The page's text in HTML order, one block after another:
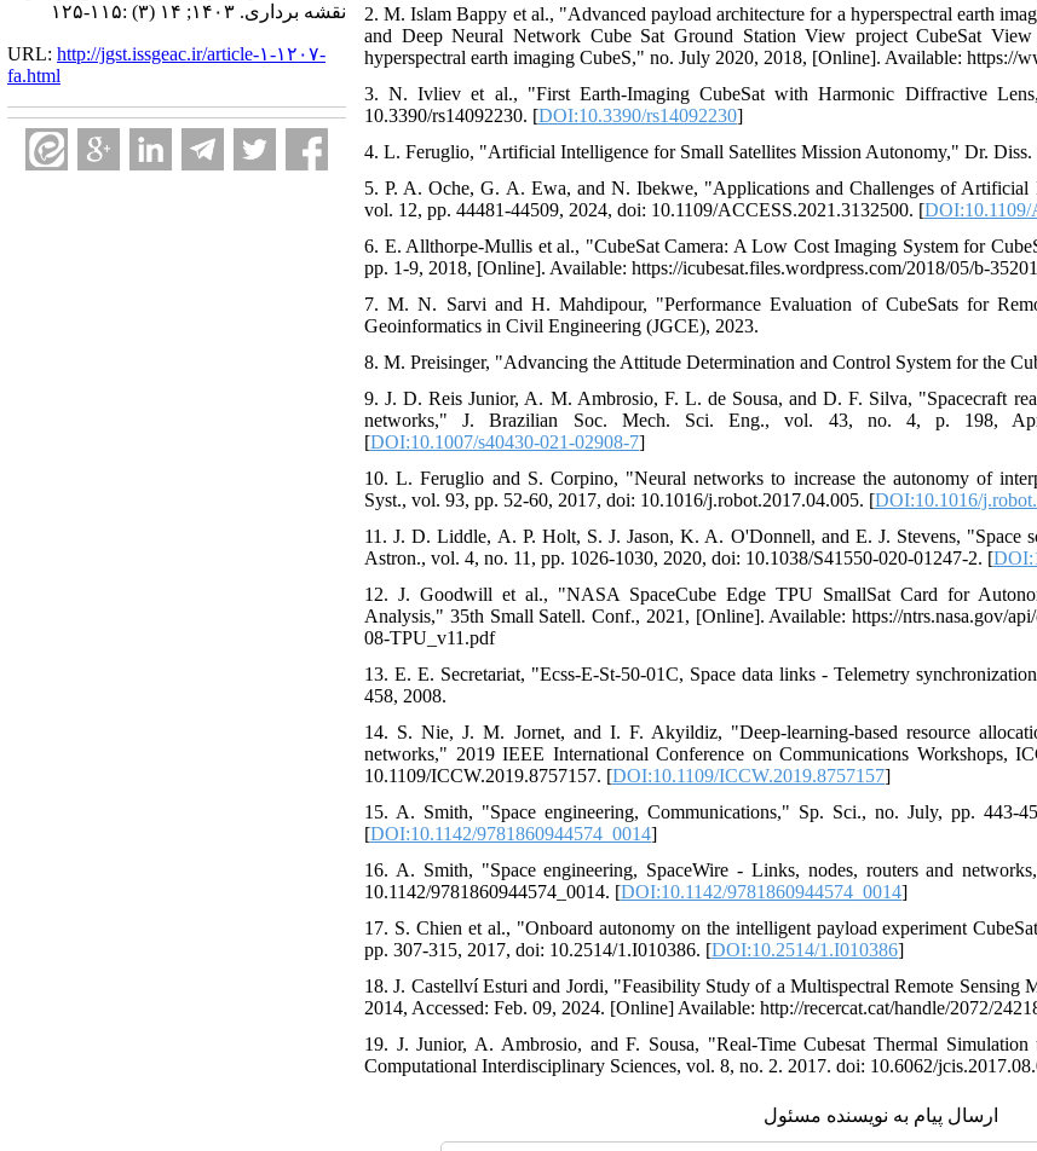
2. M. Islam Bappy et al., "Advanced payload architecture for a hyperspectral earth
and Deep Neural Network Cube Sat Ground Station View project CubeSat
hyperspectral earth imaging CubeS," no. July 2020, 2018, [Online]. Available: https://
3. N. Ivliev et al., "First Earth-Imaging CubeSat with Harmonic Diffractive
10.3390/rs14092230. [DOI:10.3390/rs14092230]
4. L. Feruglio, "Artificial Intelligence for Small Satellites Mission Autonomy," Dr. Diss.
5. P. A. Oche, G. A. Ewa, and N. Ibekwe, "Applications and Challenges of Artificial
vol. 12, pp. 44481-44509, 2024, doi: 10.1109/ACCESS.2021.3132500. [DOI:10.1109/
6. E. Allthorpe-Mullis et al., "CubeSat Camera: A Low Cost Imaging System for
pp. 1-9, 2018, [Online]. Available: https://icubesat.files.wordpress.com/2018/05/b-
7. M. N. Sarvi and H. Mahdipour, "Performance Evaluation of CubeSats for
Geoinformatics in Civil Engineering (JGCE), 2023.
8. M. Preisinger, "Advancing the Attitude Determination and Control System for the
9. J. D. Reis Junior, A. M. Ambrosio, F. L. de Sousa, and D. F. Silva, "Spacecraft
networks," J. Brazilian Soc. Mech. Sci. Eng., vol. 43, no. 4, p. 198, Apr.
[DOI:10.1007/s40430-021-02908-7]
10. L. Feruglio and S. Corpino, "Neural networks to increase the autonomy of
Syst., vol. 93, pp. 52-60, 2017, doi: 10.1016/j.robot.2017.04.005. [DOI:10.1016/
11. J. D. Liddle, A. P. Holt, S. J. Jason, K. A. O'Donnell, and E. J. Stevens, "Space
Astron., vol. 4, no. 11, pp. 1026-1030, 2020, doi: 10.1038/S41550-020-01247-2. [
12. J. Goodwill et al., "NASA SpaceCube Edge TPU SmallSat Card for
Analysis," 35th Small Satell. Conf., 2021, [Online]. Available: https://ntrs.nasa.gov/
08-TPU_v11.pdf
13. E. E. Secretariat, "Ecss-E-St-50-01C, Space data links - Telemetry
458, 2008.
14. S. Nie, J. M. Jornet, and I. F. Akyildiz, "Deep-learning-based resource
networks," 2019 IEEE International Conference on Communications Workshops,
10.1109/ICCW.2019.8757157. [DOI:10.1109/ICCW.2019.8757157]
15. A. Smith, "Space engineering, Communications," Sp. Sci., no. July, pp. 443-
[DOI:10.1142/9781860944574_0014]
16. A. Smith, "Space engineering, SpaceWire - Links, nodes, routers and
10.1142/9781860944574_0014. [DOI:10.1142/9781860944574_0014]
17. S. Chien et al., "Onboard autonomy on the intelligent payload experiment
pp. 307-315, 2017, doi: 10.2514/1.I010386. [DOI:10.2514/1.I010386]
18. J. Castellví Esturi and Jordi, "Feasibility Study of a Multispectral Remote Sensing
2014, Accessed: Feb. 09, 2024. [Online] Available: http://recercat.cat/handle/2072/
19. J. Junior, A. Ambrosio, and F. Sousa, "Real-Time Cubesat Thermal
Computational Interdisciplinary Sciences, vol. 8, no. 2. 2017. doi: 10.6062/
ارسال پیام به نویسنده مسئول
نقشه برداری. ۱۴۰۳; ۱۴ (۳) :۱۱۵-۱۲۵
URL: http://jgst.issgeac.ir/article-۱-۱۲۰۷-
fa.html